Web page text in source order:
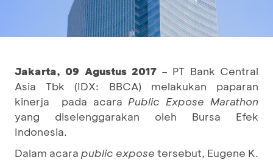
Jakarta, 09 Agustus 2017– PT Bank Central
Asia Tbk (IDX: BBCA) melakukan paparan
kinerja pada acara Public Expose Marathon
yang diselenggarakan oleh Bursa Efek
Indonesia.
Dalam acara public expose tersebut, Eugene K.